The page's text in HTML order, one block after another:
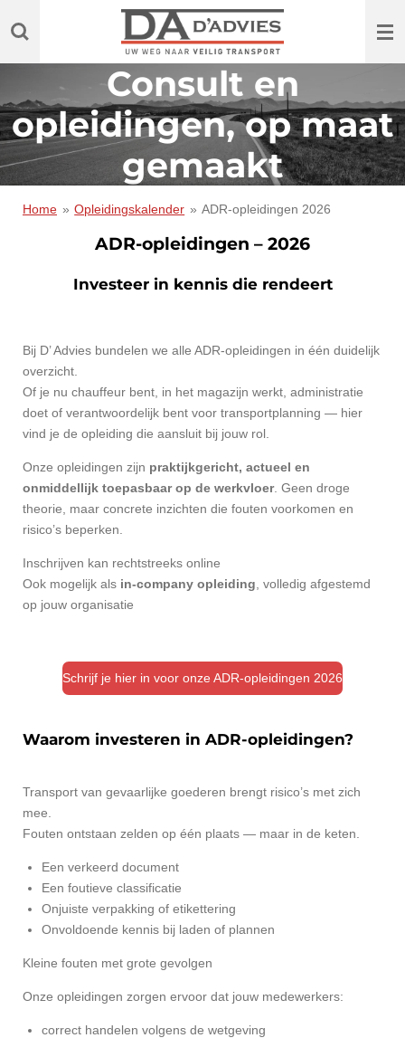
direct
hoofdinhoud
Consult en
opleidingen, op maat
gemaakt
Home » Opleidingskalender » ADR-opleidingen 2026
ADR-opleidingen – 2026
Investeer in kennis die rendeert
Bij D’ Advies bundelen we alle ADR-opleidingen in één duidelijk
overzicht.
Of je nu chauffeur bent, in het magazijn werkt, administratie
doet of verantwoordelijk bent voor transportplanning — hier
vind je de opleiding die aansluit bij jouw rol.
Onze opleidingen zijn praktijkgericht, actueel en
onmiddellijk toepasbaar op de werkvloer. Geen droge
theorie, maar concrete inzichten die fouten voorkomen en
risico’s beperken.
Inschrijven kan rechtstreeks online
Ook mogelijk als in-company opleiding , volledig afgestemd
op jouw organisatie
Schrijf je hier in voor onze ADR-opleidingen 2026
Waarom investeren in ADR-opleidingen?
Transport van gevaarlijke goederen brengt risico’s met zich
mee.
Fouten ontstaan zelden op één plaats — maar in de keten.
Een verkeerd document
Een foutieve classificatie
Onjuiste verpakking of etikettering
Onvoldoende kennis bij laden of plannen
Kleine fouten met grote gevolgen
Onze opleidingen zorgen ervoor dat jouw medewerkers:
correct handelen volgens de wetgeving